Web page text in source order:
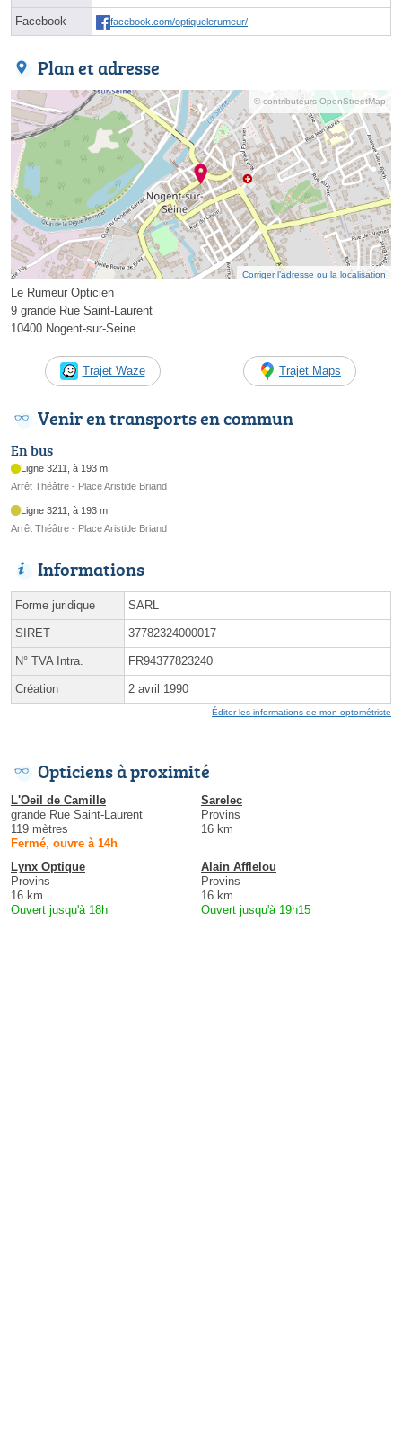
Facebook facebook.com/optiquelerumeur/
Plan et adresse
© contributeurs OpenStreetMap
Corriger l’adresse ou la localisation
Le Rumeur Opticien
9 grande Rue Saint-Laurent
10400 Nogent-sur-Seine
Trajet Waze Trajet Maps
Venir en transports en commun
En bus
Ligne 3211, à 193 m
Arrêt Théâtre - Place Aristide Briand
Ligne 3211, à 193 m
Arrêt Théâtre - Place Aristide Briand
Informations
Forme juridique SARL
SIRET 37782324000017
N° TVA Intra. FR94377823240
Création 2 avril 1990
Éditer les informations de mon optométriste
Opticiens à proximité
L'Oeil de Camille
grande Rue Saint-Laurent
119 mètres
Fermé, ouvre à 14h
Sarelec
Provins
16 km
Lynx Optique
Provins
16 km
Ouvert jusqu'à 18h
Alain Afflelou
Provins
16 km
Ouvert jusqu'à 19h15